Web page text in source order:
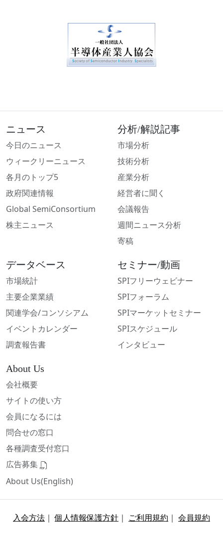
ニュース
今日のニュース
ウィークリーニュース
各月のトップ5
政府関連情報
Global SemiConsortium
株主ニュース
分析/解説記事
市場分析
技術分析
産業分析
経営者に聞く
会議報告
週間ニュース分析
寄稿
データベース
市場統計
主要企業業績
関連学会/コンソシアム
イベントカレンダー
調査報告書
セミナー/動画
SPIフリーウェビナー
SPIフォーラム
SPIマーケットセミナー
SPIスケジュール
インタビュー
About Us
会社概要
サイトの使い方
会員になるには
問合せの窓口
各種調査受付窓口
広告募集
About Us(English)
入会方法 ｜個人情報保護方針 ｜ ご利用規約 ｜ 会員規約